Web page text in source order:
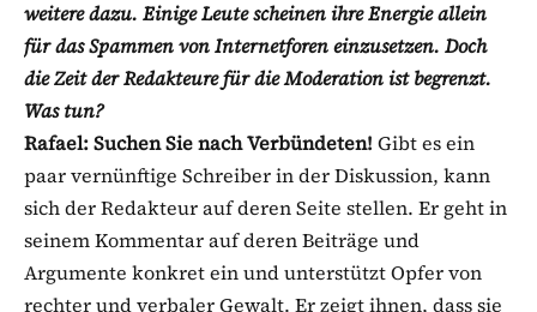
weitere dazu. Einige Leute scheinen ihre Energie allein
für das Spammen von Internetforen einzusetzen. Doch
die Zeit der Redakteure für die Moderation ist begrenzt.
Was tun?
Rafael:Suchen Sie nach Verbündeten! Gibt es ein
paar vernünftige Schreiber in der Diskussion, kann
sich der Redakteur auf deren Seite stellen. Er geht in
seinem Kommentar auf deren Beiträge und
Argumente konkret ein und unterstützt Opfer von
rechter und verbaler Gewalt. Er zeigt ihnen, dass sie